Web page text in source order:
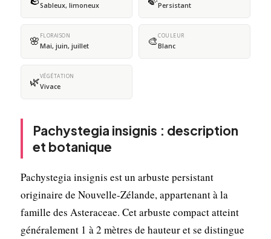
Sableux, limoneux Persistant
🌸 FLORAISON
Mai, juin, juillet 🎨COULEUR
Blanc
🌿VÉGÉTATION
Vivace
Pachystegia insignis : description
et botanique
Pachystegia insignis est un arbuste persistant
originaire de Nouvelle-Zélande, appartenant à la
famille des Asteraceae. Cet arbuste compact atteint
généralement 1 à 2 mètres de hauteur et se distingue